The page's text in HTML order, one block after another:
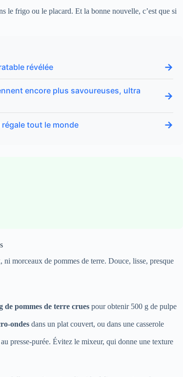
le frigo ou le placard. Et la bonne nouvelle, c’est que si
révélée →
encore plus savoureuses, ultra
→
tout le monde →
ni morceaux de pommes de terre. Douce, lisse, presque
de pommes de terre crues pour obtenir 500 g de pulpe
ondes dans un plat couvert, ou dans une casserole
presse-purée. Évitez le mixeur, qui donne une texture